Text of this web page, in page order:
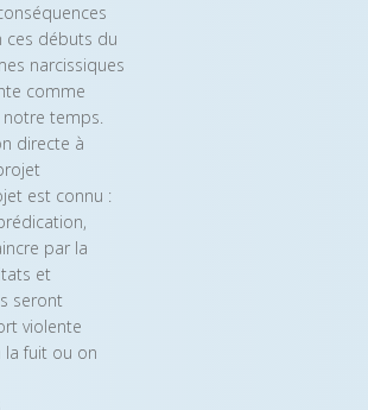
ces débuts du
narcissiques
comme
notre temps.
directe à
est connu :
par la
et
seront
violente
la fuit ou on